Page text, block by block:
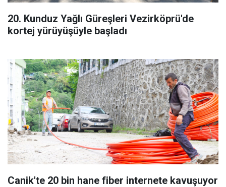
20. Kunduz Yağlı Güreşleri Vezirköprü'de
kortej yürüyüşüyle başladı
Canik'te 20 bin hane fiber internete kavuşuyor